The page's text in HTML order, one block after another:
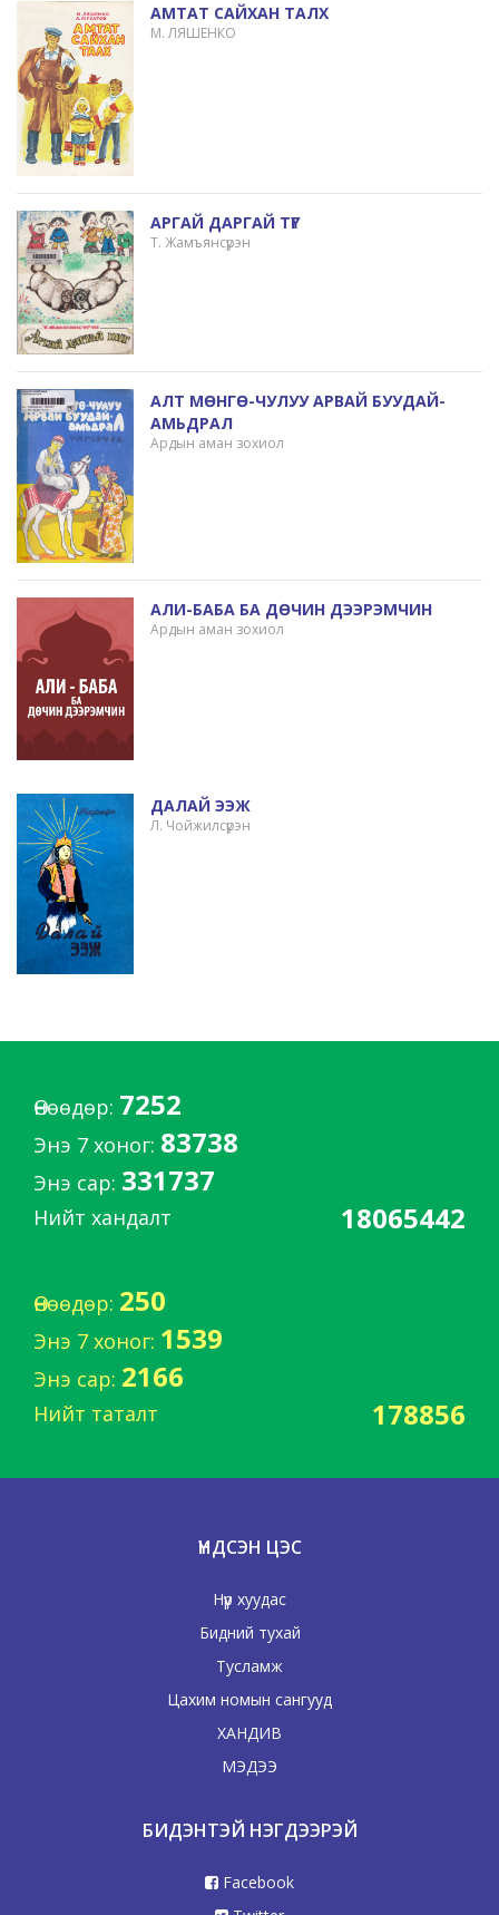
АМТАТ САЙХАН ТАЛХ
М. ЛЯШЕНКО
АРГАЙ ДАРГАЙ ТҮГ
Т. Жамъянсүрэн
АЛТ МӨНГӨ-ЧУЛУУ АРВАЙ БУУДАЙ-
АМЬДРАЛ
Ардын аман зохиол
АЛИ-БАБА БА ДӨЧИН ДЭЭРЭМЧИН
Ардын аман зохиол
ДАЛАЙ ЭЭЖ
Л. Чойжилсүрэн
Өнөөдөр: 7252
Энэ 7 хоног: 83738
Энэ сар: 331737
Нийт хандалт 18065442
Өнөөдөр: 250
Энэ 7 хоног: 1539
Энэ сар: 2166
Нийт таталт 178856
ҮНДСЭН ЦЭС
Нүүр хуудас
Бидний тухай
Тусламж
Цахим номын сангууд
ХАНДИВ
МЭДЭЭ
БИДЭНТЭЙ НЭГДЭЭРЭЙ
Facebook